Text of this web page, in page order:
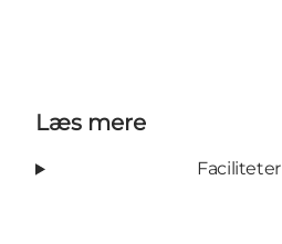
Læs mere
Faciliteter